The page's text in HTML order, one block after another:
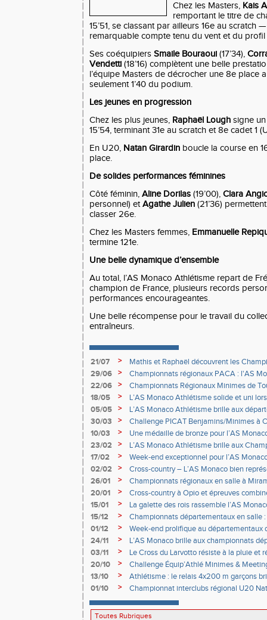
Chez les Masters, Kais
remportant le titre de
15’51, se classant par ailleurs 16e au scratch
remarquable compte tenu du vent et du
Ses coéquipiers Smaile Bouraoui (17’34),
Vendetti (18’16) complètent une belle
l’équipe Masters de décrocher une 8e place
seulement 1’40 du podium.
Les jeunes en progression
Chez les plus jeunes, Raphaël Lough signe
15’54, terminant 31e au scratch et 8e cadet 1
En U20, Natan Girardin boucle la course en
place.
De solides performances féminines
Côté féminin, Aline Dorilas (19’00), Clara
personnel) etAgathe Julien (21’36)
classer 26e.
Chez les Masters femmes, Emmanuelle
termine 121e.
Une belle dynamique d’ensemble
Au total, l’AS Monaco Athlétisme repart de
champion de France, plusieurs records
performances encourageantes.
Une belle récompense pour le travail du
entraîneurs.
21/07 >
Mathis et Raphaël découvrent les
29/06
>
Championnats régionaux PACA : l'AS
de podiums à Nice
22/06 >
Championnats Régionaux Minimes de
Monégasques au rendez-vous
18/05 >
L’AS Monaco Athlétisme solide et uni
05/05
>
L’AS Monaco Athlétisme brille aux
combinées à Nice
30/03 >
Challenge PICAT Benjamins/Minimes à
10/03
>
Une médaille de bronze pour l’AS
France de cross
23/02 >
L’AS Monaco Athlétisme brille aux
à Val-de-Reuil
17/02 >
Week-end exceptionnel pour l’AS
02/02
>
Cross-country – L’AS Monaco bien
régionaux à Ollières
26/01 >
Championnats régionaux en salle à
podiums, records et performances de
20/01 >
Cross-country à Opio et épreuves
15/01
>
La galette des rois rassemble l’AS
15/12
>
Championnats départementaux en salle
vue à Miramas
01/12 >
Week-end prolifique au départementaux
Miramas
24/11 >
L’AS Monaco brille aux championnats
Minime d’épreuves combinées à Nice
03/11 >
Le Cross du Larvotto résiste à la pluie et
20/10
>
Challenge Équip’Athlé Minimes &
13/10
>
Athlétisme : le relais 4x200 m garçons
01/10
>
Championnat interclubs régional U20